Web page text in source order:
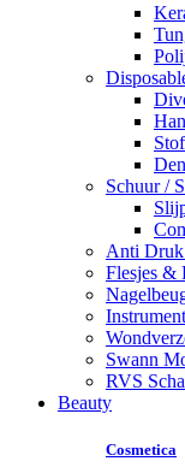
Schuur /
Anti Druk
Flesjes &
Swann
RVS
Beauty
Cosmetica